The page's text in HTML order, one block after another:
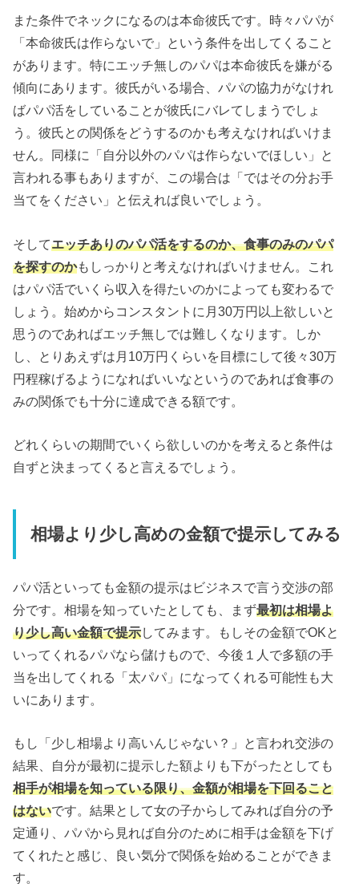
また条件でネックになるのは本命彼氏です。時々パパが
「本命彼氏は作らないで」という条件を出してくること
があります。特にエッチ無しのパパは本命彼氏を嫌がる
傾向にあります。彼氏がいる場合、パパの協力がなけれ
ばパパ活をしていることが彼氏にバレてしまうでしょ
う。彼氏との関係をどうするのかも考えなければいけま
せん。同様に「自分以外のパパは作らないでほしい」と
言われる事もありますが、この場合は「ではその分お手
当てをください」と伝えれば良いでしょう。
そしてエッチありのパパ活をするのか、食事のみのパパ
を探すのかもしっかりと考えなければいけません。これ
はパパ活でいくら収入を得たいのかによっても変わるで
しょう。始めからコンスタントに月30万円以上欲しいと
思うのであればエッチ無しでは難しくなります。しか
し、とりあえずは月10万円くらいを目標にして後々30万
円程稼げるようになればいいなというのであれば食事の
みの関係でも十分に達成できる額です。
どれくらいの期間でいくら欲しいのかを考えると条件は
自ずと決まってくると言えるでしょう。
相場より少し高めの金額で提示してみる
パパ活といっても金額の提示はビジネスで言う交渉の部
分です。相場を知っていたとしても、まず最初は相場よ
り少し高い金額で提示してみます。もしその金額でOKと
いってくれるパパなら儲けもので、今後１人で多額の手
当を出してくれる「太パパ」になってくれる可能性も大
いにあります。
もし「少し相場より高いんじゃない？」と言われ交渉の
結果、自分が最初に提示した額よりも下がったとしても
相手が相場を知っている限り、金額が相場を下回ること
はないです。結果として女の子からしてみれば自分の予
定通り、パパから見れば自分のために相手は金額を下げ
てくれたと感じ、良い気分で関係を始めることができま
す。